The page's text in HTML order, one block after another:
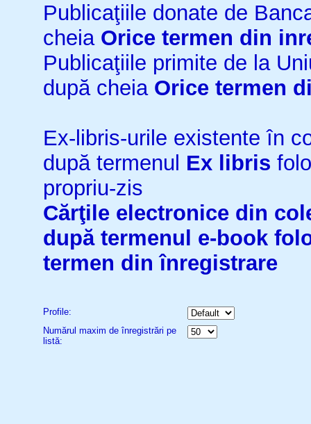
Publicaţiile donate de
cheia Orice termen din
Publicaţiile primite de la
după cheia Orice termen
Ex-libris-urile existente în
după termenul Ex libris
propriu-zis
Cărţile electronice din
după termenul e-book
termen din înregistrare
Profile:
Numărul maxim de înregistrări pe
listă: